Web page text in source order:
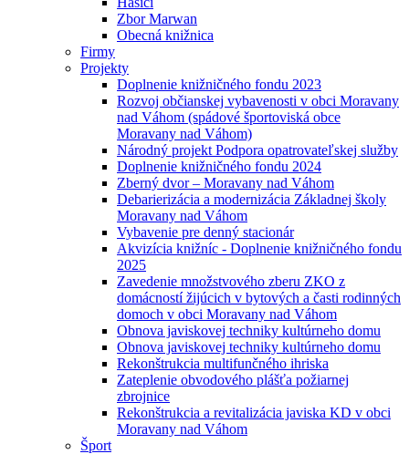
Zbor Marwan
Obecná knižnica
Firmy
Projekty
Doplnenie knižničného fondu 2023
Rozvoj občianskej vybavenosti v obci Moravany
nad Váhom (spádové športoviská obce
Moravany nad Váhom)
Národný projekt Podpora opatrovateľskej služby
Doplnenie knižničného fondu 2024
Zberný dvor – Moravany nad Váhom
Debarierizácia a modernizácia Základnej školy
Moravany nad Váhom
Vybavenie pre denný stacionár
Akvizícia knižníc - Doplnenie knižničného fondu
2025
Zavedenie množstvového zberu ZKO z
domácností žijúcich v bytových a časti rodinných
domoch v obci Moravany nad Váhom
Obnova javiskovej techniky kultúrneho domu
Obnova javiskovej techniky kultúrneho domu
Rekonštrukcia multifunčného ihriska
Zateplenie obvodového plášťa požiarnej
zbrojnice
Rekonštrukcia a revitalizácia javiska KD v obci
Moravany nad Váhom
Šport